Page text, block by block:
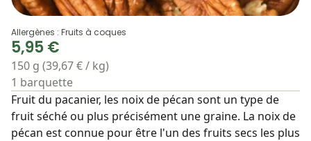
Allergènes : Fruits à coques
5,95 €
150 g (39,67 € / kg)
1 barquette
Fruit du pacanier, les noix de pécan sont un type de
fruit séché ou plus précisément une graine. La noix de
pécan est connue pour être l'un des fruits secs les plus